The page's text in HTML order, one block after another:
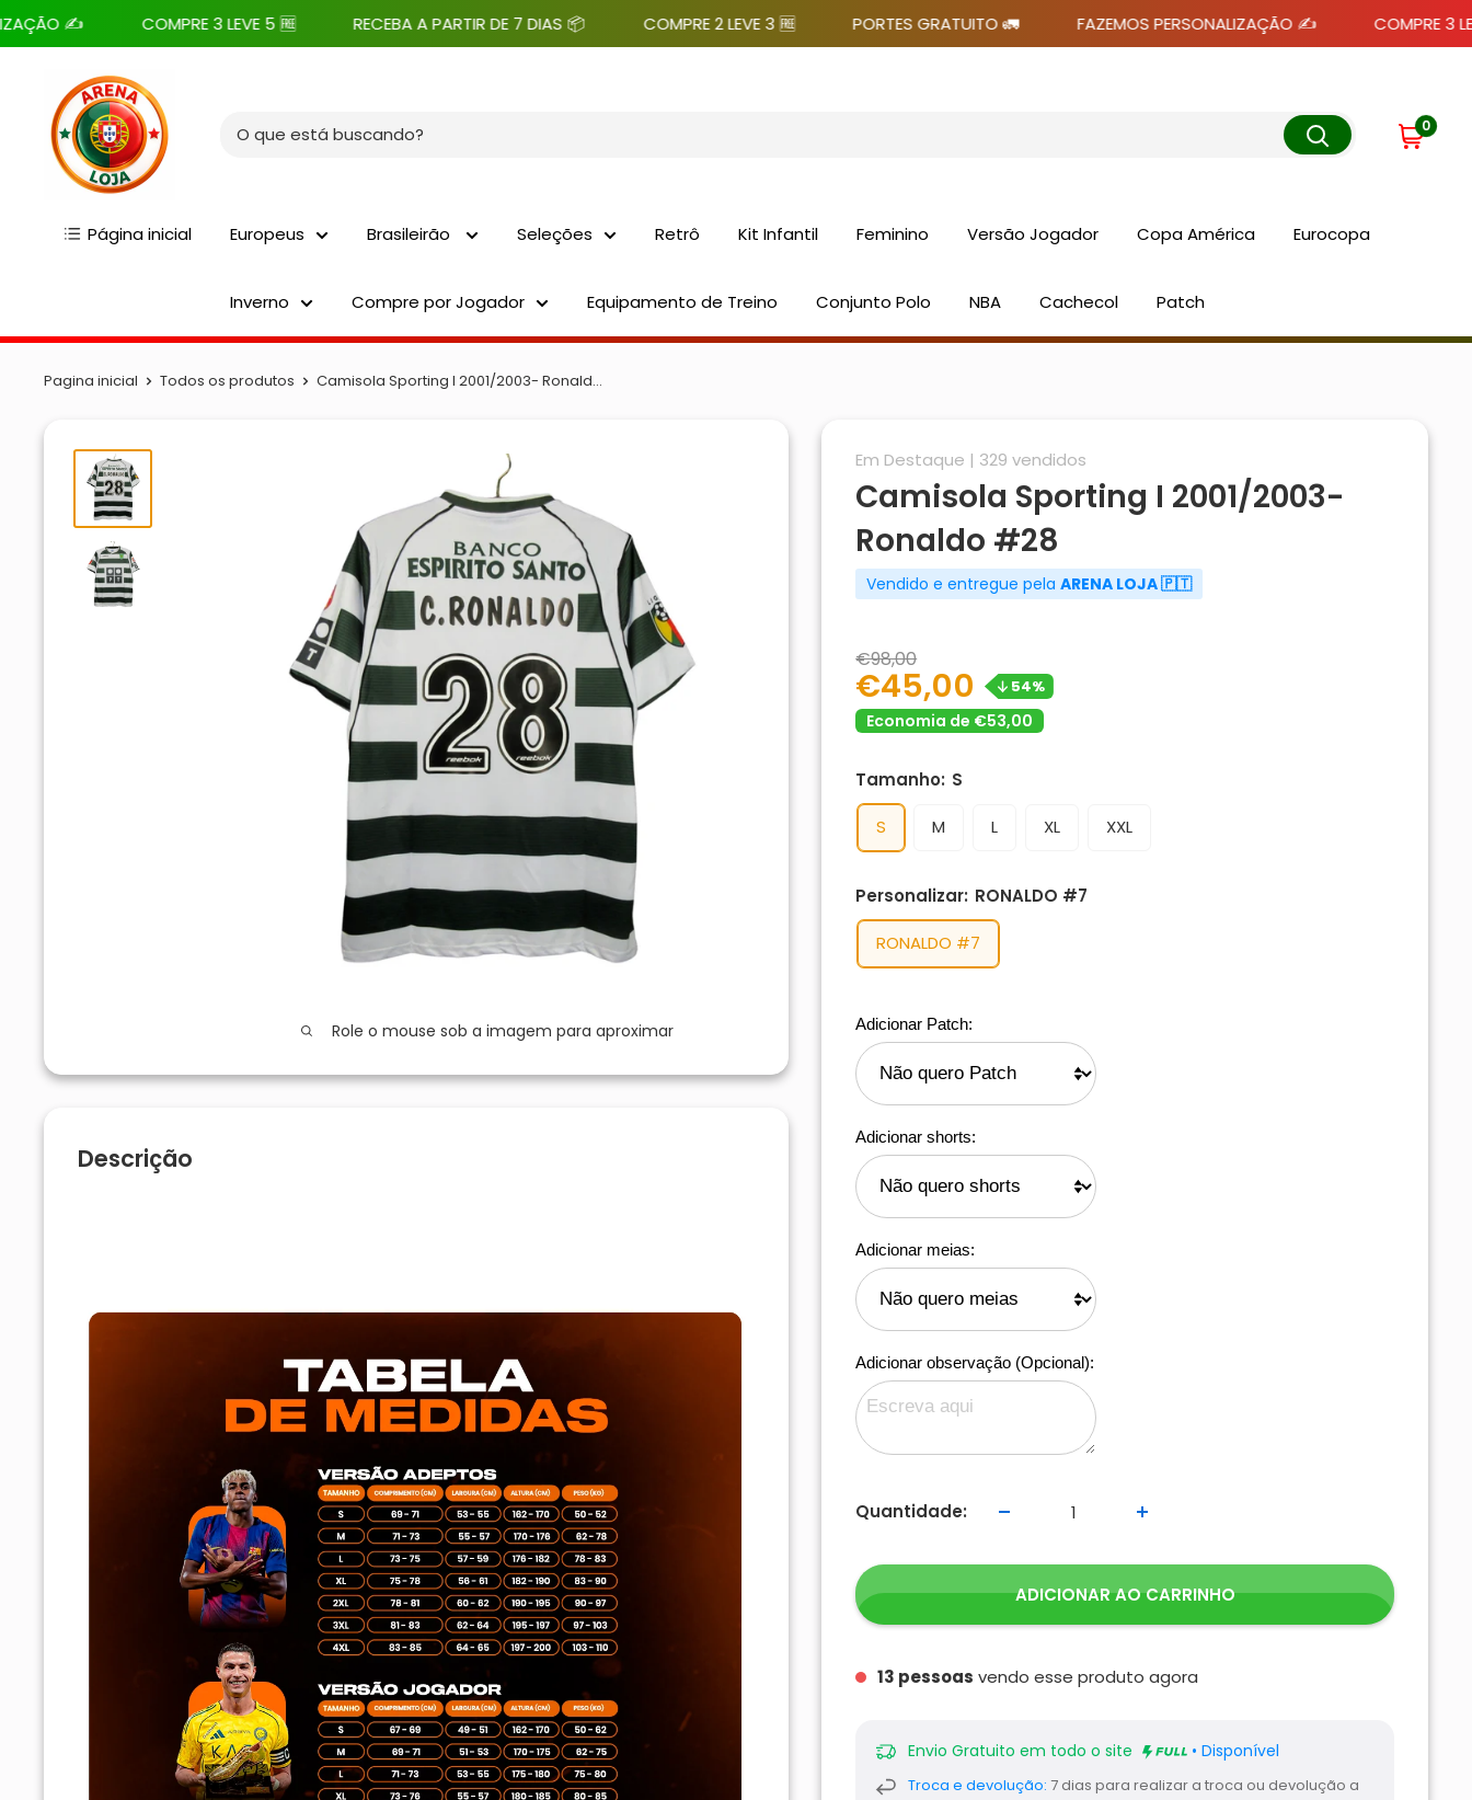
Pular
para
conteúdo
✍️ COMPRE 3 LEVE 5 🆓 RECEBA A PARTIR DE 7 DIAS 📦 COMPRE 2 LEVE 3 🆓 PORTES GRATUITO 🚛 FAZEMOS PERSONALIZAÇÃO ✍️ COMPRE 3 LEVE 5 🆓
Arena
Loja
0
Página inicial Europeus Brasileirão Seleções Retrô Kit Infantil Feminino Versão Jogador Copa América Eurocopa
Inverno Compre por Jogador Equipamento de Treino Conjunto Polo NBA Cachecol Patch
Pagina inicial Todos os produtos Camisola Sporting I 2001/2003- Ronald...
Role o mouse sob a imagem para aproximar
Em Destaque | 329 vendidos
Camisola Sporting I 2001/2003-
Ronaldo #28
Vendido e entregue pelaARENA LOJA 🇵🇹
€98,00
€45,00 54%
Economia de €53,00
Tamanho: S
S M L XL XXL
Personalizar: RONALDO #7
RONALDO #7
Adicionar Patch:
Adicionar shorts:
Adicionar meias:
Adicionar observação (Opcional):
Quantidade:
ADICIONAR AO CARRINHO
6pessoasvendo esse produto agora
Envio Gratuito em todo o site • Disponível
Troca e devolução: 7 dias para realizar a troca ou devolução a
Descrição